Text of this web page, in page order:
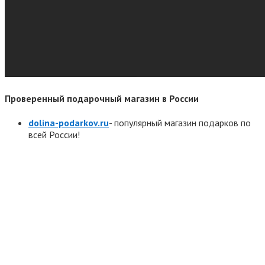
Проверенный подарочный магазин в России
dolina-podarkov.ru- популярный магазин подарков по
всей России!